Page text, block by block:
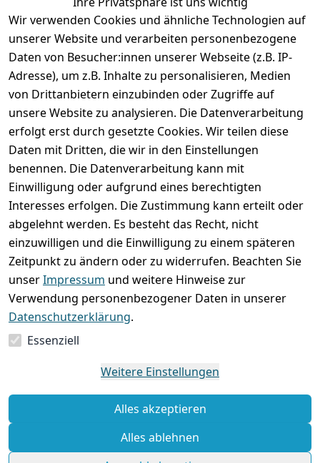
Wir verwenden Cookies und ähnliche Technologien auf
unserer Website und verarbeiten personenbezogene
Daten von Besucher:innen unserer Webseite (z.B. IP-
Adresse), um z.B. Inhalte zu personalisieren, Medien
von Drittanbietern einzubinden oder Zugriffe auf
unsere Website zu analysieren. Die Datenverarbeitung
erfolgt erst durch gesetzte Cookies. Wir teilen diese
Daten mit Dritten, die wir in den Einstellungen
benennen. Die Datenverarbeitung kann mit
Einwilligung oder aufgrund eines berechtigten
Interesses erfolgen. Die Zustimmung kann erteilt oder
abgelehnt werden. Es besteht das Recht, nicht
einzuwilligen und die Einwilligung zu einem späteren
Zeitpunkt zu ändern oder zu widerrufen. Beachten Sie
unserImpressum und weitere Hinweise zur
Verwendung personenbezogener Daten in unserer
Datenschutzerklärung.
Essenziell
Weitere Einstellungen
Alles akzeptieren
Alles ablehnen
Rechtliches
Impressum
Datenschutze
rklärung
Batterieentsor
gung
Widerrufsrec
Services
Registrieren
Zahlung und
Versand
Umtausch /
Reklamation
versenden
mit
Folgt uns
gern auf
bequem per